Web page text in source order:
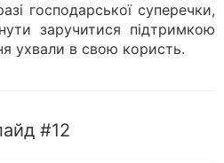
господарської суперечки,
заручитися підтримкою
ухвали в свою користь.
#12